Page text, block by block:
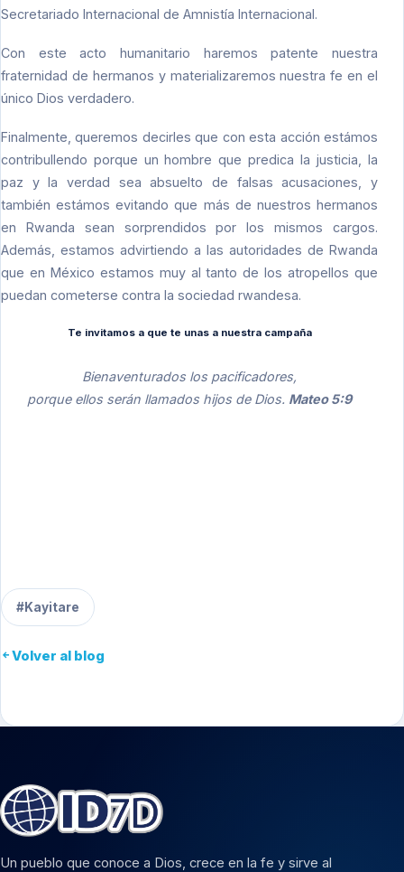
Secretariado Internacional de Amnistía Internacional.
Con este acto humanitario haremos patente nuestra
fraternidad de hermanos y materializaremos nuestra fe en el
único Dios verdadero.
Finalmente, queremos decirles que con esta acción estámos
contribullendo porque un hombre que predica la justicia, la
paz y la verdad sea absuelto de falsas acusaciones, y
también estámos evitando que más de nuestros hermanos
en Rwanda sean sorprendidos por los mismos cargos.
Además, estamos advirtiendo a las autoridades de Rwanda
que en México estamos muy al tanto de los atropellos que
puedan cometerse contra la sociedad rwandesa.
Te invitamos a que te unas a nuestra campaña
Bienaventurados los pacificadores,
porque ellos serán llamados hijos de Dios. Mateo 5:9
#Kayitare
Volver al blog
Un pueblo que conoce a Dios, crece en la fe y sirve al